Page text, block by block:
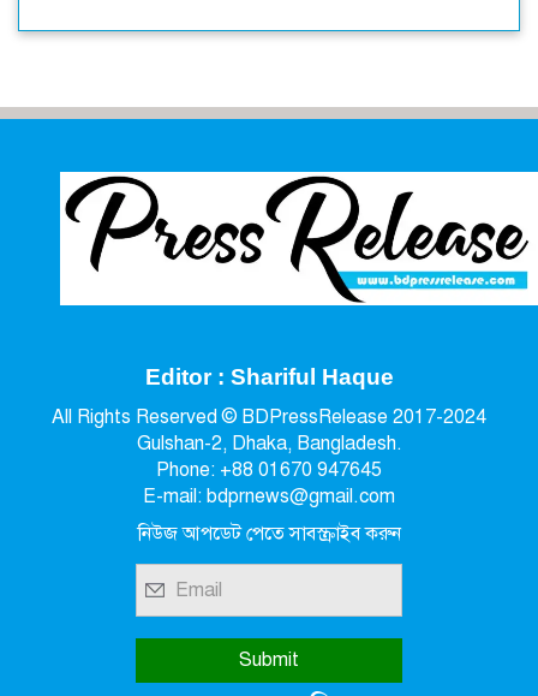
Editor : Shariful Haque
All Rights Reserved © BDPressRelease 2017-2024
Gulshan-2, Dhaka, Bangladesh.
Phone: +88 01670 947645
E-mail: bdprnews@gmail.com
নিউজ আপডেট পেতে সাবস্ক্রাইব করুন